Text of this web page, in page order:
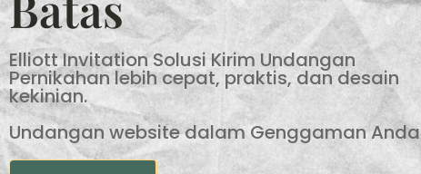
Elliott Invitation Solusi Kirim Undangan
Pernikahan lebih cepat, praktis, dan desain
kekinian.
Undangan website dalam Genggaman Anda